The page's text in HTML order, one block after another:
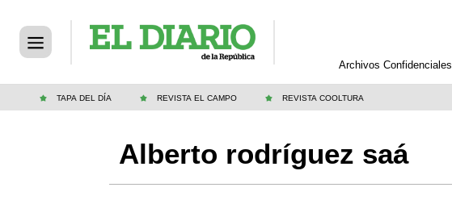
Archivos Confidenciales
TAPA DEL DÍA REVISTA EL CAMPO REVISTA COOLTURA
Alberto rodríguez saá